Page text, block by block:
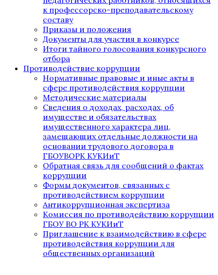
к профессорско-преподавательскому
составу
Приказы и положения
Документы для участия в конкурсе
Итоги тайного голосования конкурсного
отбора
Противодействие коррупции
Нормативные правовые и иные акты в
сфере противодействия коррупции
Методические материалы
Сведения о доходах, расходах, об
имуществе и обязательствах
имущественного характера лиц,
замещающих отдельные должности на
основании трудового договора в
ГБОУВОРК КУКИиТ
Обратная связь для сообщений о фактах
коррупции
Формы документов, связанных с
противодействием коррупции
Антикоррупционная экспертиза
Комиссия по противодействию коррупции
ГБОУ ВО РК КУКИиТ
Приглашение к взаимодействию в сфере
противодействия коррупции для
общественных организаций